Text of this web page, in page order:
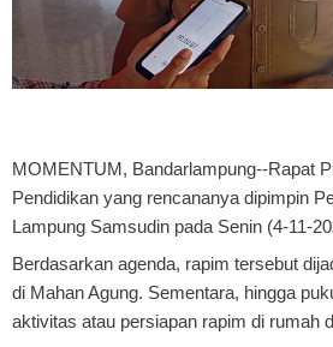
MOMENTUM, Bandarlampung--Rapat
Pendidikan yang rencananya dipimpin
Lampung Samsudin pada Senin (4-11-
Berdasarkan agenda, rapim tersebut
di Mahan Agung. Sementara, hingga
aktivitas atau persiapan rapim di rumah